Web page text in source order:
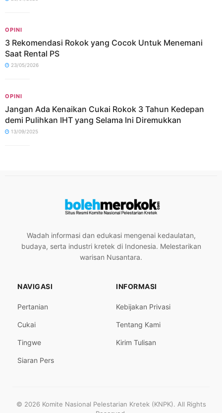
OPINI
3 Rekomendasi Rokok yang Cocok Untuk Menemani
Saat Rental PS
23/05/2026
OPINI
Jangan Ada Kenaikan Cukai Rokok 3 Tahun Kedepan
demi Pulihkan IHT yang Selama Ini Diremukkan
13/09/2025
Wadah informasi dan edukasi mengenai kedaulatan,
budaya, serta industri kretek di Indonesia. Melestarikan
warisan Nusantara.
NAVIGASI
Pertanian
Cukai
Tingwe
Siaran Pers
INFORMASI
Kebijakan Privasi
Tentang Kami
Kirim Tulisan
© 2026 Komite Nasional Pelestarian Kretek (KNPK). All Rights